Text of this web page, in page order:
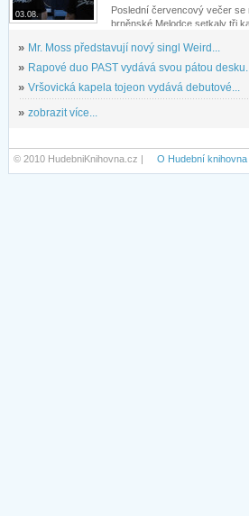
03.08.
Poslední červencový večer se
brněnské Melodce setkaly tři
» Mr. Moss představují nový singl Weird...
» Rapové duo PAST vydává svou pátou
» Vršovická kapela tojeon vydává debutové...
» zobrazit více...
© 2010 HudebniKnihovna.cz | O Hudební knihovna